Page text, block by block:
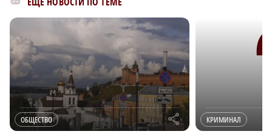
ОБЩЕСТВО r КРИМИНАЛ